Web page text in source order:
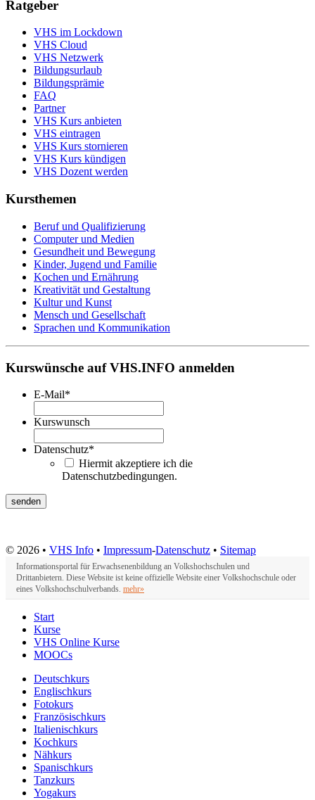
Ratgeber
VHS im Lockdown
VHS Cloud
VHS Netzwerk
Bildungsurlaub
Bildungsprämie
FAQ
Partner
VHS Kurs anbieten
VHS eintragen
VHS Kurs stornieren
VHS Kurs kündigen
VHS Dozent werden
Kursthemen
Beruf und Qualifizierung
Computer und Medien
Gesundheit und Bewegung
Kinder, Jugend und Familie
Kochen und Ernährung
Kreativität und Gestaltung
Kultur und Kunst
Mensch und Gesellschaft
Sprachen und Kommunikation
Kurswünsche auf VHS.INFO anmelden
E-Mail*
Kurswunsch
Datenschutz*
Hiermit akzeptiere ich die
Datenschutzbedingungen.
© 2026 • VHS Info • Impressum-Datenschutz • Sitemap
Informationsportal für Erwachsenenbildung an Volkshochschulen und
Drittanbietern. Diese Website ist keine offizielle Website einer Volkshochschule oder
eines Volkshochschulverbands. mehr»
Start
Kurse
VHS Online Kurse
MOOCs
Deutschkurs
Englischkurs
Fotokurs
Französischkurs
Italienischkurs
Kochkurs
Nähkurs
Spanischkurs
Tanzkurs
Yogakurs